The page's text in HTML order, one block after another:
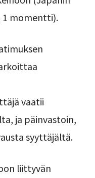
1 momentti).
vaatii
ja päinvastoin,
syyttäjältä.
liittyvän